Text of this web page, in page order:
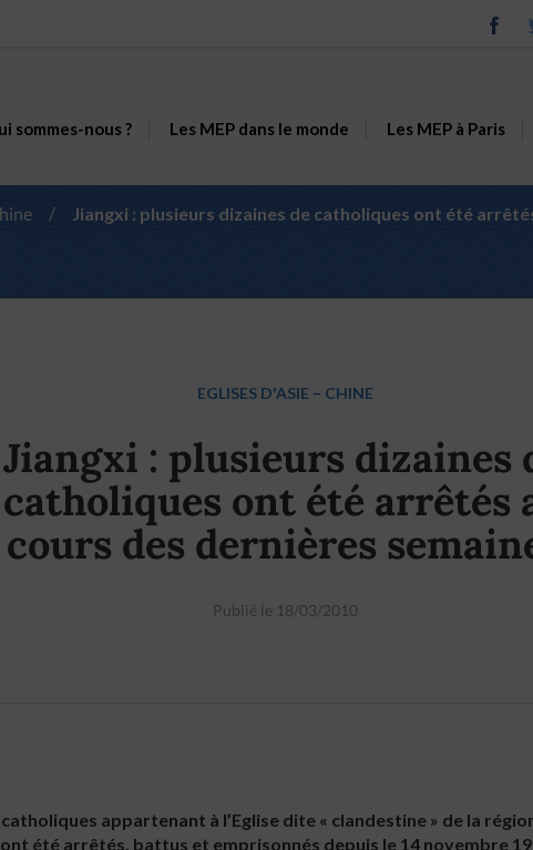
sommes-nous ? Les MEP dans le monde Les MEP à Paris
/ Jiangxi : plusieurs dizaines de catholiques ont été
EGLISES D'ASIE – CHINE
Jiangxi : plusieurs dizaines
catholiques ont été arrêtés
cours des dernières
Publié le 18/03/2010
appartenant à l’Eglise dite « clandestine » de la
été arrêtés, battus et emprisonnés depuis le 14 novembre